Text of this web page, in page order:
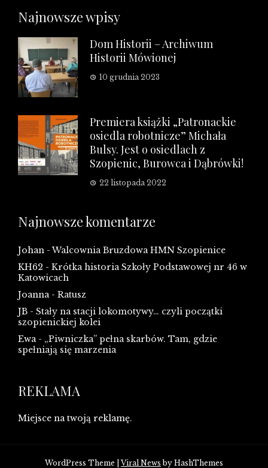
Najnowsze wpisy
Dom Historii – Archiwum
Historii Mówionej
10 grudnia 2023
Premiera książki „Patronackie
osiedla robotnicze” Michała
Bulsy. Jest o osiedlach z
Szopienic, Burowca i Dąbrówki!
22 listopada 2022
Najnowsze komentarze
Johan -Walcownia Bruzdowa HMN Szopienice
KH62 - Krótka historia Szkoły Podstawowej nr 46 w
Katowicach
Joanna- Ratusz
JB - Stały na stacji lokomotywy… czyli początki
szopienickiej kolei
Ewa- „Piwniczka” pełna skarbów. Tam, gdzie
spełniają się marzenia
REKLAMA
Miejsce na twoją reklamę.
WordPress Theme |Viral News by HashThemes